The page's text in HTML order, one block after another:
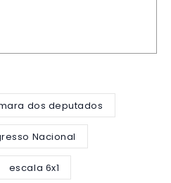
dos deputados
Nacional
escala 6x1